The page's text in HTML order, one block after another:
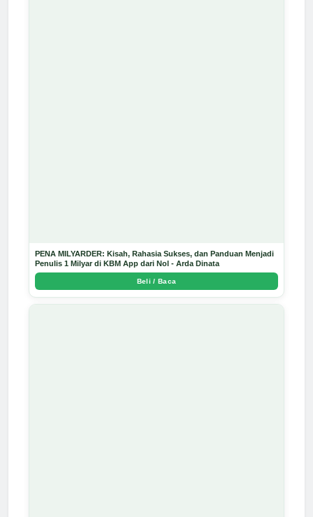
PENA MILYARDER: Kisah, Rahasia Sukses, dan Panduan Menjadi
Penulis 1 Milyar di KBM App dari Nol - Arda Dinata
Beli / Baca